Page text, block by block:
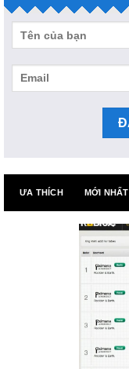
ƯA THÍCH MỚI NHẤT